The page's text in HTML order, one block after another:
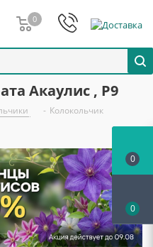
0
Акаулис , P9
- Колокольчик
0
0